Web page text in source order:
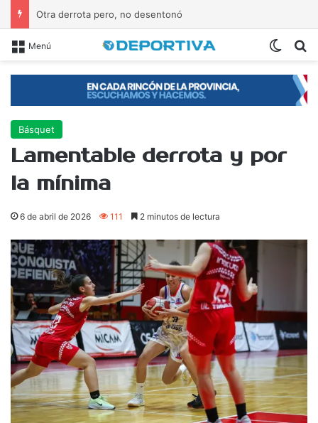
Otra derrota pero, no desentonó
Menú
Básquet
Lamentable derrota y por
la mínima
6 de abril de 2026 111 2 minutos de lectura